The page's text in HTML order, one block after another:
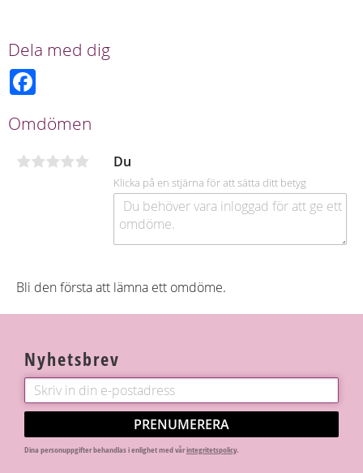
Dela med dig
b
o
k
Omdömen
Du
Klicka på en stjärna för att sätta ditt betyg
Bli den första att lämna ett omdöme.
Nyhetsbrev
PRENUMERERA
Dina personuppgifter behandlas i enlighet med vårintegritetspolicy.